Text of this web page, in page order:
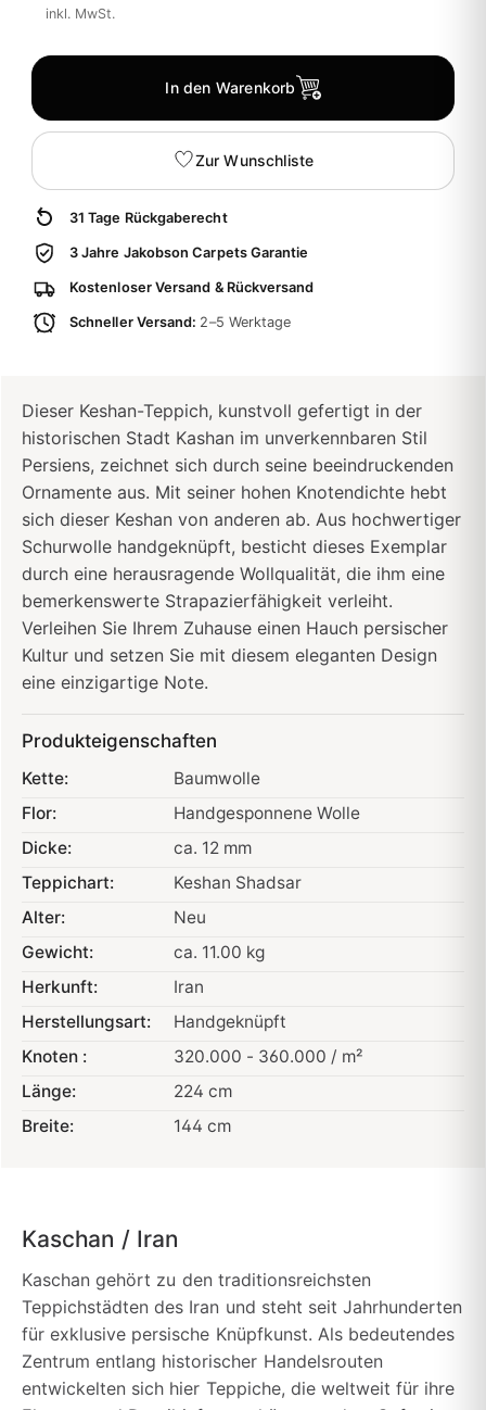
inkl. MwSt.
In den Warenkorb
Zur Wunschliste
31 Tage Rückgaberecht
3 Jahre Jakobson Carpets Garantie
Kostenloser Versand & Rückversand
Schneller Versand: 2–5 Werktage
Dieser Keshan-Teppich, kunstvoll gefertigt in der
historischen Stadt Kashan im unverkennbaren Stil
Persiens, zeichnet sich durch seine beeindruckenden
Ornamente aus. Mit seiner hohen Knotendichte hebt
sich dieser Keshan von anderen ab. Aus hochwertiger
Schurwolle handgeknüpft, besticht dieses Exemplar
durch eine herausragende Wollqualität, die ihm eine
bemerkenswerte Strapazierfähigkeit verleiht.
Verleihen Sie Ihrem Zuhause einen Hauch persischer
Kultur und setzen Sie mit diesem eleganten Design
eine einzigartige Note.
Produkteigenschaften
Kette:
Baumwolle
Flor:
Handgesponnene Wolle
Dicke:
ca. 12 mm
Teppichart:
Keshan Shadsar
Alter:
Neu
Gewicht:
ca. 11.00 kg
Herkunft:
Iran
Herstellungsart:
Handgeknüpft
Knoten :
320.000 - 360.000 / m²
Länge:
224 cm
Breite:
144 cm
Kaschan / Iran
Kaschan gehört zu den traditionsreichsten
Teppichstädten des Iran und steht seit Jahrhunderten
für exklusive persische Knüpfkunst. Als bedeutendes
Zentrum entlang historischer Handelsrouten
entwickelten sich hier Teppiche, die weltweit für ihre